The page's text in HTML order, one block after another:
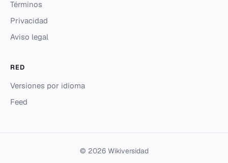
Términos
Privacidad
Aviso legal
RED
Versiones por idioma
Feed
© 2026 Wikiversidad